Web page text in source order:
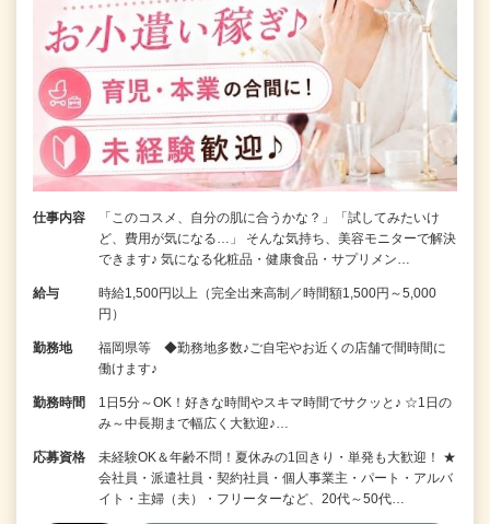
仕事内容
「このコスメ、自分の肌に合うかな？」「試してみたいけ
ど、費用が気になる…」 そんな気持ち、美容モニターで解決
できます♪ 気になる化粧品・健康食品・サプリメン…
給与
時給1,500円以上（完全出来高制／時間額1,500円～5,000
円）
勤務地
福岡県等 ◆勤務地多数♪ご自宅やお近くの店舗で間時間に
働けます♪
勤務時間
1日5分～OK！好きな時間やスキマ時間でサクッと♪ ☆1日の
み～中長期まで幅広く大歓迎♪…
応募資格
未経験OK＆年齢不問！夏休みの1回きり・単発も大歓迎！ ★
会社員・派遣社員・契約社員・個人事業主・パート・アルバ
イト・主婦（夫）・フリーターなど、20代～50代…